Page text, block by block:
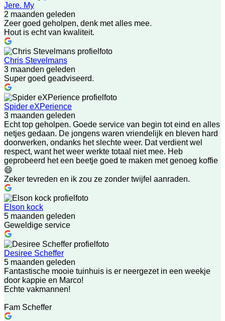
Jere. My
2 maanden geleden
Zeer goed geholpen, denk met alles mee.
Hout is echt van kwaliteit.
Chris Stevelmans
3 maanden geleden
Super goed geadviseerd.
Spider eXPerience
3 maanden geleden
Echt top geholpen. Goede service van begin tot eind en alles
netjes gedaan. De jongens waren vriendelijk en bleven hard
doorwerken, ondanks het slechte weer. Dat verdient wel
respect, want het weer werkte totaal niet mee. Heb
geprobeerd het een beetje goed te maken met genoeg koffie
😄
Zeker tevreden en ik zou ze zonder twijfel aanraden.
Elson kock
5 maanden geleden
Geweldige service
Desiree Scheffer
5 maanden geleden
Fantastische mooie tuinhuis is er neergezet in een weekje
door kappie en Marco!
Echte vakmannen!
Fam Scheffer